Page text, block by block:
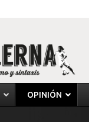
OPINIÓN